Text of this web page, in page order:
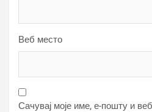
Веб место
Сачувај моје име, е-пошту и